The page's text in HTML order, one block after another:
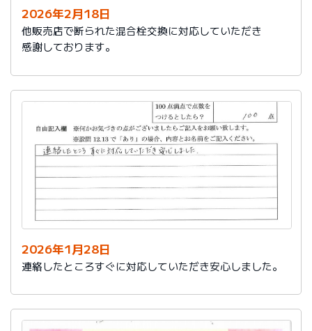
2026年2月18日
他販売店で断られた混合栓交換に対応していただき
感謝しております。
2026年1月28日
連絡したところすぐに対応していただき安心しました。